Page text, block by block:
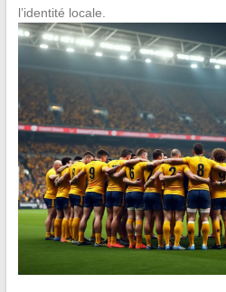
l’identité locale.